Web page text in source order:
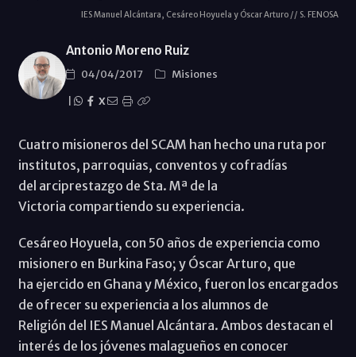
IES Manuel Alcántara, Cesáreo Hoyuela y Óscar Arturo // S. FENOSA
Antonio Moreno Ruiz
04/04/2017
Misiones
X
Cuatro misioneros del SCAM han hecho una ruta por
institutos, parroquias, conventos y cofradías
del arciprestazgo de Sta. Mª de la
Victoria compartiendo su experiencia.
Cesáreo Hoyuela, con 50 años de experiencia como
misionero en Burkina Faso; y Óscar Arturo, que
ha ejercido en Ghana y México, fueron los encargados
de ofrecer su experiencia a los alumnos de
Religión del IES Manuel Alcántara. Ambos destacan el
interés de los jóvenes malagueños en conocer